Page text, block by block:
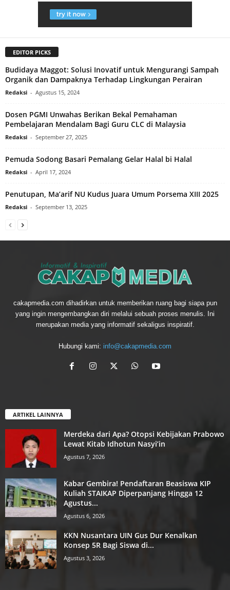
EDITOR PICKS
Budidaya Maggot: Solusi Inovatif untuk Mengurangi Sampah
Organik dan Dampaknya Terhadap Lingkungan Perairan
Redaksi - Agustus 15, 2024
Dosen PGMI Unwahas Berikan Bekal Pemahaman
Pembelajaran Mendalam Bagi Guru CLC di Malaysia
Redaksi - September 27, 2025
Pemuda Sodong Basari Pemalang Gelar Halal bi Halal
Redaksi - April 17, 2024
Penutupan, Ma’arif NU Kudus Juara Umum Porsema XIII 2025
Redaksi - September 13, 2025
cakapmedia.com dihadirkan untuk memberikan ruang bagi siapa pun
yang ingin mengembangkan diri melalui sebuah proses menulis. Ini
merupakan media yang informatif sekaligus inspiratif.
Hubungi kami: info@cakapmedia.com
ARTIKEL LAINNYA
Merdeka dari Apa? Otopsi Kebijakan Prabowo
Lewat Kitab Idhotun Nasyi’in
Agustus 7, 2026
Kabar Gembira! Pendaftaran Beasiswa KIP
Kuliah STAIKAP Diperpanjang Hingga 12
Agustus...
Agustus 6, 2026
KKN Nusantara UIN Gus Dur Kenalkan
Konsep 5R Bagi Siswa di...
Agustus 3, 2026